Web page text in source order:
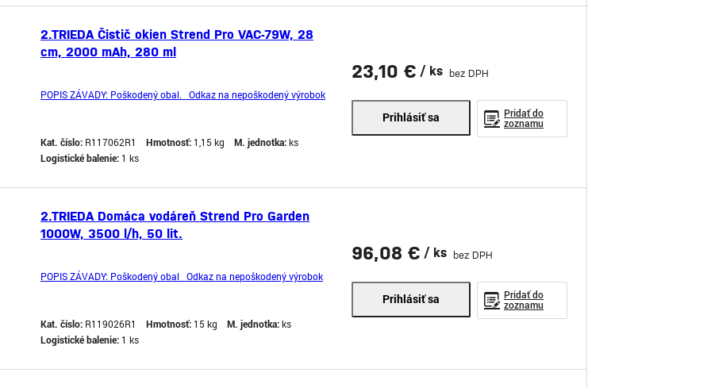
2.TRIEDA Čistič okien Strend Pro VAC-79W, 28
cm, 2000 mAh, 280 ml
POPIS ZÁVADY: Poškodený obal. Odkaz na nepoškodený výrobok
Kat. číslo: R117062R1 Hmotnosť: 1,15 kg M. jednotka:ks
Logistické balenie: 1 ks
23,10 € / ks bez DPH
Prihlásiť sa
Pridať do
zoznamu
2.TRIEDA Domáca vodáreň Strend Pro Garden
1000W, 3500 l/h, 50 lit.
POPIS ZÁVADY: Poškodený obal Odkaz na nepoškodený výrobok
Kat. číslo: R119026R1 Hmotnosť: 15 kg M. jednotka:ks
Logistické balenie: 1 ks
96,08 € / ks bez DPH
Prihlásiť sa
Pridať do
zoznamu